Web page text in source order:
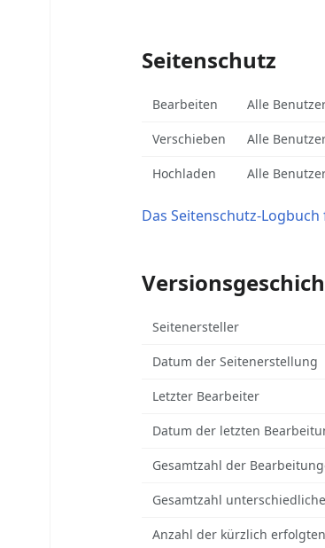
Seitenschutz
Bearbeiten Alle
Verschieben Alle
Hochladen Alle
Das Seitenschutz-
Seitenersteller
Datum der Seitenerstellung
Letzter Bearbeiter
Datum der letzten
Gesamtzahl der
Gesamtzahl
Anzahl der kürzlich